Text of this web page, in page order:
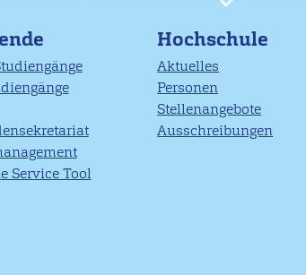
Service Tool
Hochschule
Aktuelles
Personen
Stellenangebote
Ausschreibungen